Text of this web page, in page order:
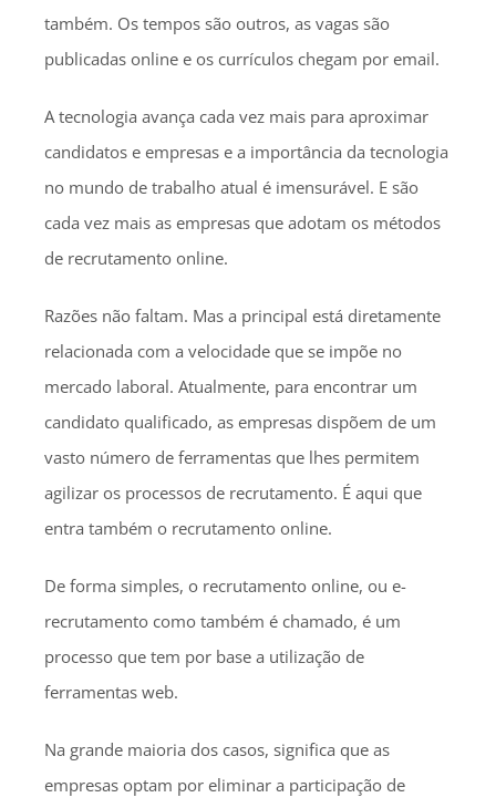
também. Os tempos são outros, as vagas são
publicadas online e os currículos chegam por email.
A tecnologia avança cada vez mais para aproximar
candidatos e empresas e a importância da tecnologia
no mundo de trabalho atual é imensurável. E são
cada vez mais as empresas que adotam os métodos
de recrutamento online.
Razões não faltam. Mas a principal está diretamente
relacionada com a velocidade que se impõe no
mercado laboral. Atualmente, para encontrar um
candidato qualificado, as empresas dispõem de um
vasto número de ferramentas que lhes permitem
agilizar os processos de recrutamento. É aqui que
entra também o recrutamento online.
De forma simples, o recrutamento online, ou e-
recrutamento como também é chamado, é um
processo que tem por base a utilização de
ferramentas web.
Na grande maioria dos casos, significa que as
empresas optam por eliminar a participação de